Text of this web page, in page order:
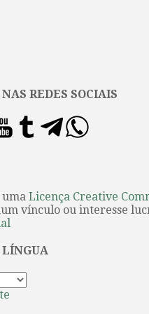
REDES SOCIAIS
uma Licença Creative
vínculo ou interesse
LÍNGUA